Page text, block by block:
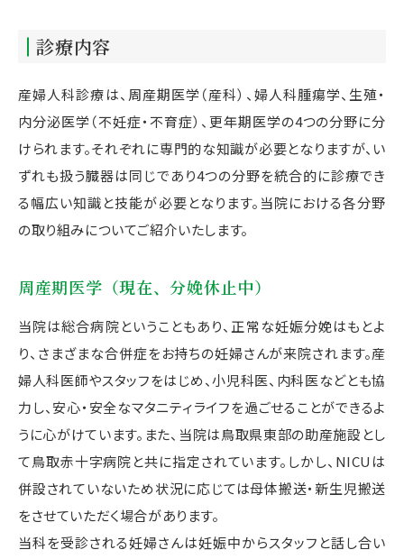
診療内容
産婦人科診療は、周産期医学（産科）、婦人科腫瘍学、生殖・
内分泌医学（不妊症・不育症）、更年期医学の4つの分野に分
けられます。それぞれに専門的な知識が必要となりますが、い
ずれも扱う臓器は同じであり4つの分野を統合的に診療でき
る幅広い知識と技能が必要となります。当院における各分野
の取り組みについてご紹介いたします。
周産期医学（現在、分娩休止中）
当院は総合病院ということもあり、正常な妊娠分娩はもとよ
り、さまざまな合併症をお持ちの妊婦さんが来院されます。産
婦人科医師やスタッフをはじめ、小児科医、内科医などとも協
力し、安心・安全なマタニティライフを過ごせることができるよ
うに心がけています。また、当院は鳥取県東部の助産施設とし
て鳥取赤十字病院と共に指定されています。しかし、NICUは
併設されていないため状況に応じては母体搬送・新生児搬送
をさせていただく場合があります。
当科を受診される妊婦さんは妊娠中からスタッフと話し合い